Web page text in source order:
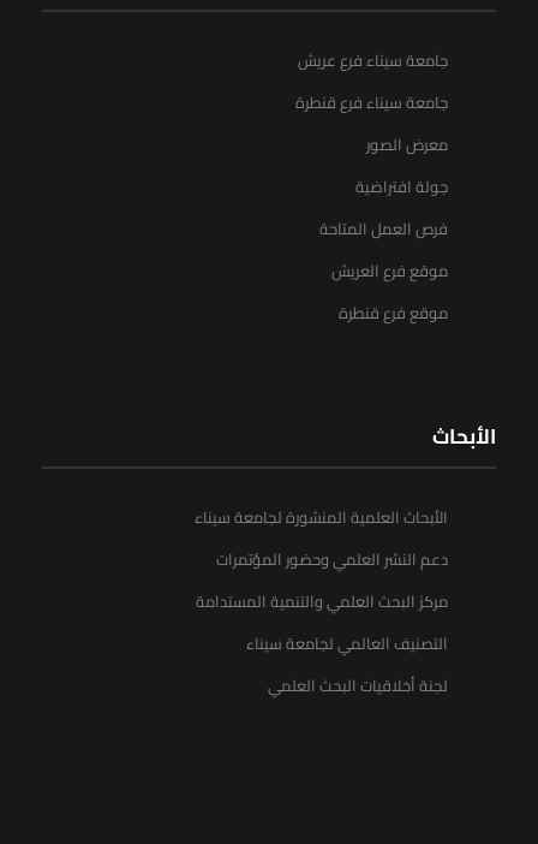
جامعة سيناء فرع عريش
جامعة سيناء فرع قنطرة
معرض الصور
جولة افتراضية
فرص العمل المتاحة
موقع فرع العريش
موقع فرع قنطرة
الأبحاث
الأبحاث العلمية المنشورة لجامعة سيناء
دعم النشر العلمي وحضور المؤتمرات
مركز البحث العلمي والتنمية المستدامة
التصنيف العالمي لجامعة سيناء
لجنة أخلاقيات البحث العلمي